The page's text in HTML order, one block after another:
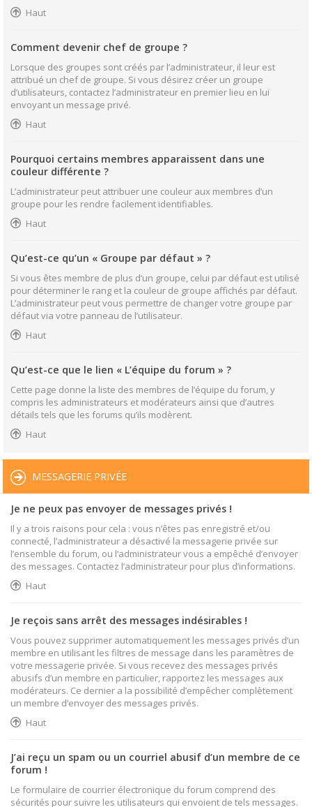
Haut
Comment devenir chef de groupe ?
Lorsque des groupes sont créés par l’administrateur, il leur est
attribué un chef de groupe. Si vous désirez créer un groupe
d’utilisateurs, contactez l’administrateur en premier lieu en lui
envoyant un message privé.
Haut
Pourquoi certains membres apparaissent dans une
couleur différente ?
L’administrateur peut attribuer une couleur aux membres d’un
groupe pour les rendre facilement identifiables.
Haut
Qu’est-ce qu’un « Groupe par défaut » ?
Si vous êtes membre de plus d’un groupe, celui par défaut est utilisé
pour déterminer le rang et la couleur de groupe affichés par défaut.
L’administrateur peut vous permettre de changer votre groupe par
défaut via votre panneau de l’utilisateur.
Haut
Qu’est-ce que le lien « L’équipe du forum » ?
Cette page donne la liste des membres de l’équipe du forum, y
compris les administrateurs et modérateurs ainsi que d’autres
détails tels que les forums qu’ils modèrent.
Haut
MESSAGERIE PRIVÉE
Je ne peux pas envoyer de messages privés !
Il y a trois raisons pour cela : vous n’êtes pas enregistré et/ou
connecté, l’administrateur a désactivé la messagerie privée sur
l’ensemble du forum, ou l’administrateur vous a empêché d’envoyer
des messages. Contactez l’administrateur pour plus d’informations.
Haut
Je reçois sans arrêt des messages indésirables !
Vous pouvez supprimer automatiquement les messages privés d’un
membre en utilisant les filtres de message dans les paramètres de
votre messagerie privée. Si vous recevez des messages privés
abusifs d’un membre en particulier, rapportez les messages aux
modérateurs. Ce dernier a la possibilité d’empêcher complètement
un membre d’envoyer des messages privés.
Haut
J’ai reçu un spam ou un courriel abusif d’un membre de ce
forum !
Le formulaire de courrier électronique du forum comprend des
sécurités pour suivre les utilisateurs qui envoient de tels messages.